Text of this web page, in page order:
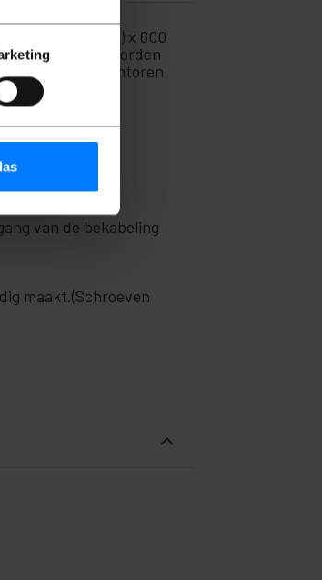
mm (breedte) x 600
rackkasten worden
middelgrote kantoren
meer
00B.
van de bekabeling
maakt.(Schroeven